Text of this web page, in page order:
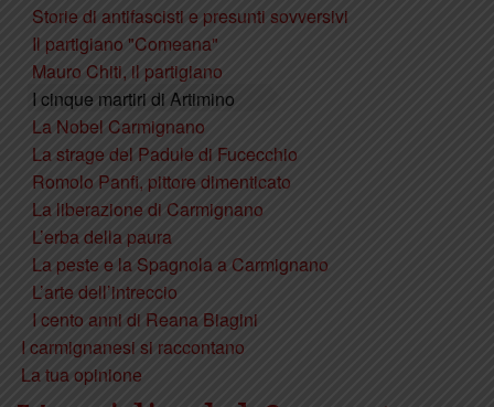
Storie di antifascisti e presunti sovversivi
Il partigiano "Comeana"
Mauro Chiti, il partigiano
I cinque martiri di Artimino
La Nobel Carmignano
La strage del Padule di Fucecchio
Romolo Panfi, pittore dimenticato
La liberazione di Carmignano
L’erba della paura
La peste e la Spagnola a Carmignano
L’arte dell’intreccio
I cento anni di Reana Biagini
I carmignanesi si raccontano
La tua opinione